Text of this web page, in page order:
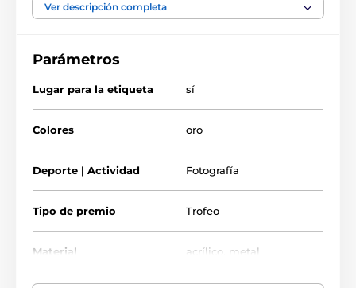
el premio incluye una placa adhesiva grabada GRATIS con el
Ver descripción completa
Parámetros
Lugar para la etiqueta sí
Colores oro
Deporte | Actividad Fotografía
Tipo de premio Trofeo
Material acrílico metal